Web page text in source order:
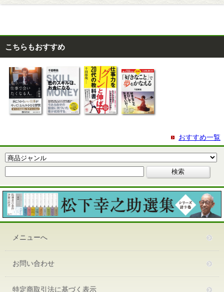
こちらもおすすめ
おすすめ一覧
メニューへ
お問い合わせ
特定商取引法に基づく表示